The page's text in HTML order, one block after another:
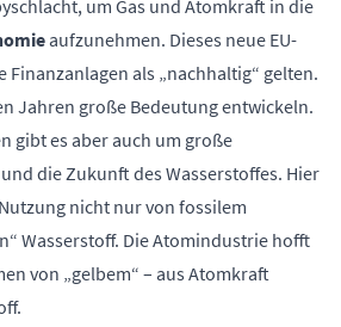
um Gas und Atomkraft in die
aufzunehmen. Dieses neue EU-
Finanzanlagen als „nachhaltig“ gelten.
Jahren große Bedeutung entwickeln.
gibt es aber auch um große
die Zukunft des Wasserstoffes. Hier
nicht nur von fossilem
Wasserstoff. Die Atomindustrie hofft
von „gelbem“ – aus Atomkraft